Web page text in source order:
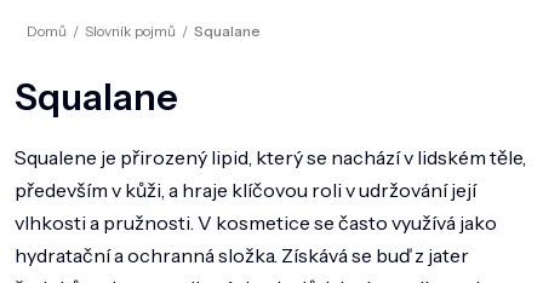
VLASY
ZDRAVÍ
TĚLO
Domů / Slovník pojmů / Squalane
Squalane
Squalene je přirozený lipid, který se nachází v lidském těle,
především v kůži, a hraje klíčovou roli v udržování její
vlhkosti a pružnosti. V kosmetice se často využívá jako
hydratační a ochranná složka. Získává se buď z jater